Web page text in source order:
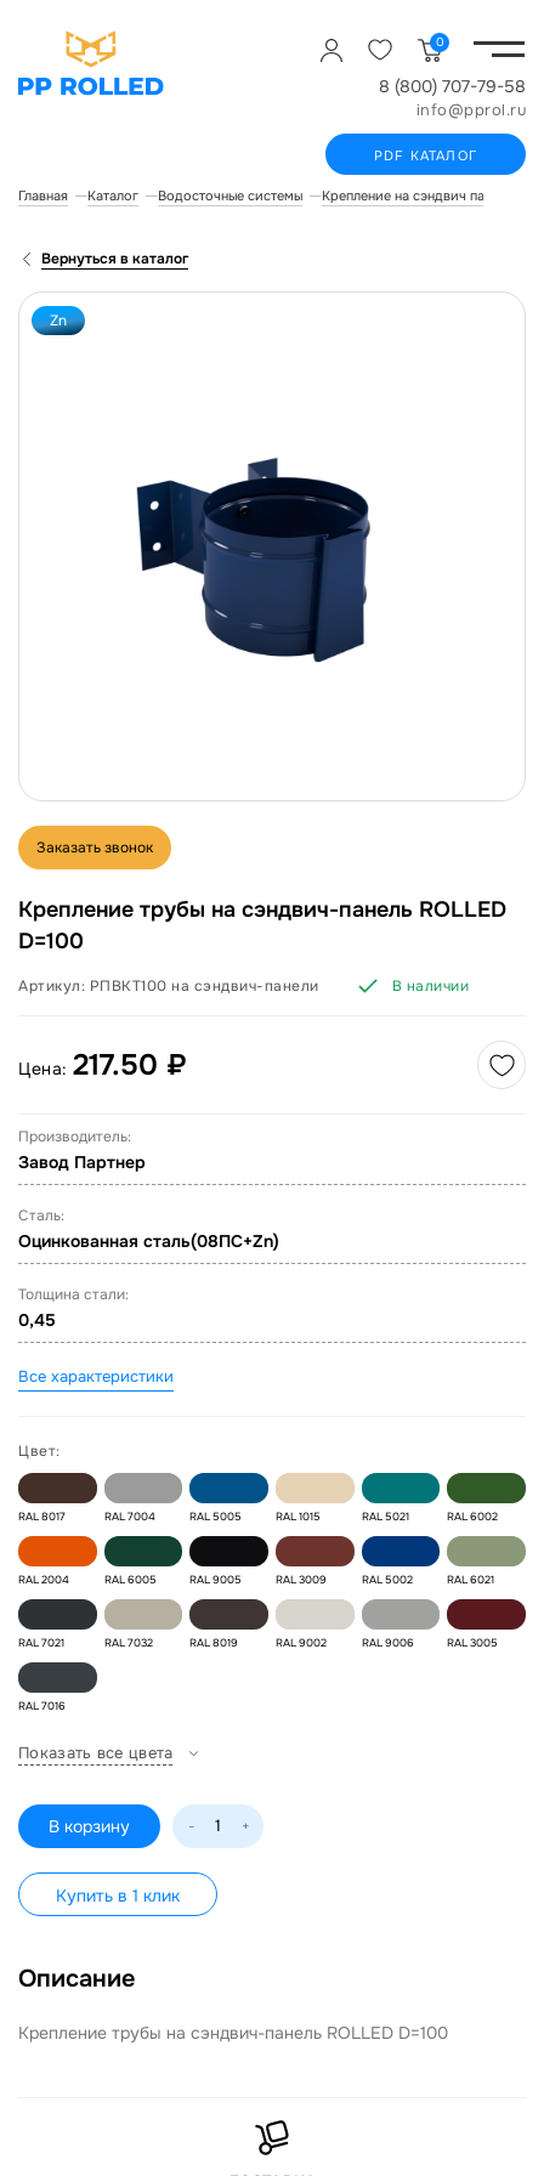
0
8 (800) 707-79-58
info@pprol.ru
PDF КАТАЛОГ
Главная Каталог Водосточные системы Крепление на сэндвич панель
Вернуться в каталог
Zn
Заказать звонок
Крепление трубы на сэндвич-панель ROLLED
D=100
Артикул: РПВКТ100 на сэндвич-панели В наличии
Цена: 217.50 ₽
Производитель:
Завод Партнер
Сталь:
Оцинкованная сталь(08ПС+Zn)
Толщина стали:
0,45
Все характеристики
Цвет:
RAL 8017 RAL 7004 RAL 5005 RAL 1015 RAL 5021 RAL 6002
RAL 2004 RAL 6005 RAL 9005 RAL 3009 RAL 5002 RAL 6021
RAL 7021 RAL 7032 RAL 8019 RAL 9002 RAL 9006 RAL 3005
RAL 7016
Показать все цвета
В корзину - +
Купить в 1 клик
Описание
Крепление трубы на сэндвич-панель ROLLED D=100